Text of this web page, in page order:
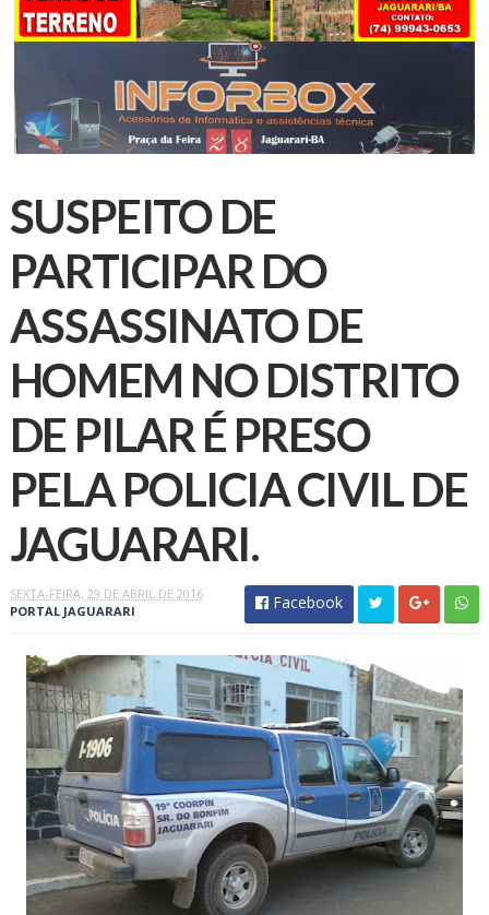
SUSPEITO DE
PARTICIPAR DO
ASSASSINATO DE
HOMEM NO DISTRITO
DE PILAR É PRESO
PELA POLICIA CIVIL DE
JAGUARARI.
SEXTA-FEIRA, 29 DE ABRIL DE 2016
PORTAL JAGUARARI
Facebook